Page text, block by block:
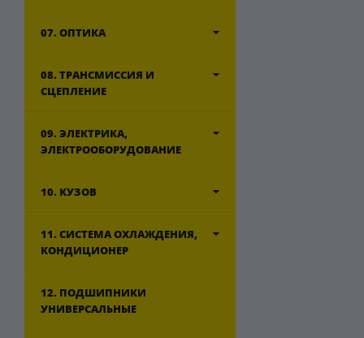
07. ОПТИКА
08. ТРАНСМИССИЯ И
СЦЕПЛЕНИЕ
09. ЭЛЕКТРИКА,
ЭЛЕКТРООБОРУДОВАНИЕ
10. КУЗОВ
11. СИСТЕМА ОХЛАЖДЕНИЯ,
КОНДИЦИОНЕР
12. ПОДШИПНИКИ
УНИВЕРСАЛЬНЫЕ